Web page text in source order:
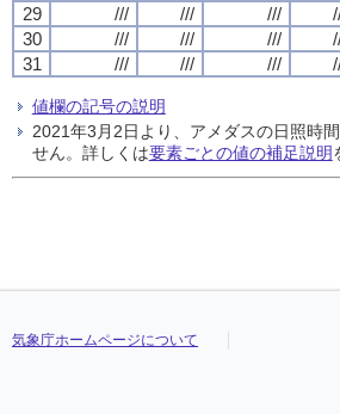
29
/// /// ///
30
/// /// ///
31
/// /// ///
値欄の記号の説明
2021年3月2日より、アメダスの日照時
せん。詳しくは要素ごとの値の補足説明
気象庁ホームページについて